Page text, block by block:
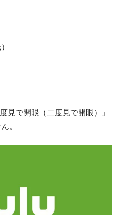
見で開眼（二度見で開眼）」
。